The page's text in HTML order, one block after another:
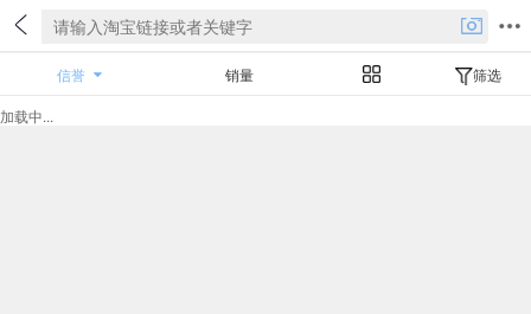
信誉 销量 筛选
加载中...